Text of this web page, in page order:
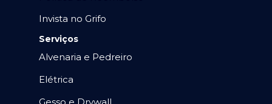
Invista no Grifo
Serviços
Alvenaria e Pedreiro
Elétrica
Gesso e Drywall